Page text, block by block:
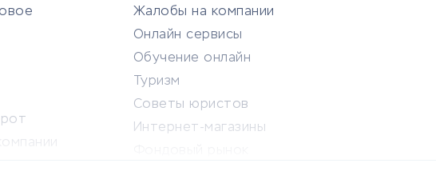
Жалобы на компании
Онлайн сервисы
Обучение онлайн
Туризм
Советы юристов
Интернет-магазины